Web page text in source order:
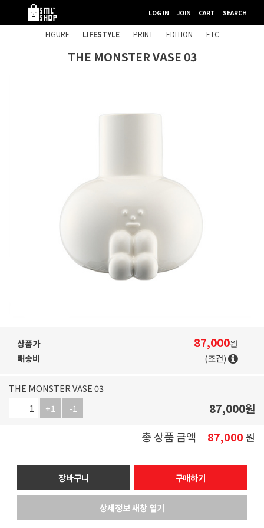
LOG IN JOIN CART SEARCH
FIGURE LIFESTYLE PRINT EDITION ETC
THE MONSTER VASE 03
상품가 87,000원
배송비
(조건)
THE MONSTER VASE 03
+1
-1 87,000원
총 상품 금액
87,000 원
장바구니 구매하기
상세정보 새창 열기